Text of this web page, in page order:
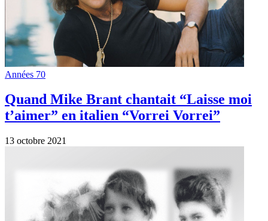
Artistes
Devinez qui est ce chanteur ?
13 août 2021